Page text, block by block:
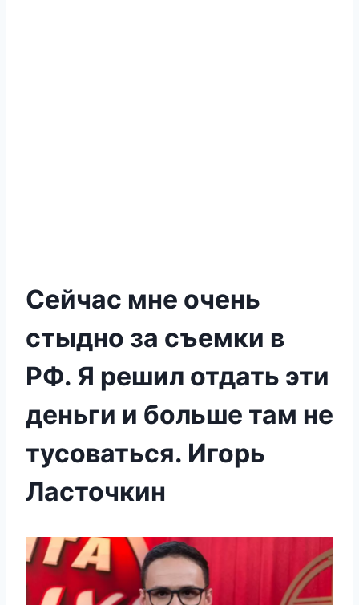
Сейчас мне очень
стыдно за съемки в
РФ. Я решил отдать эти
деньги и больше там не
тусоваться. Игорь
Ласточкин